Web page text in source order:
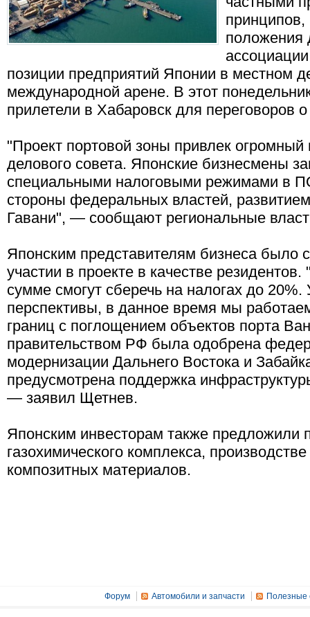
положения
позиции предприятий Японии в местном
международной арене. В этот
прилетели в Хабаровск для переговоров
"Проект портовой зоны привлек огромный
делового совета. Японские бизнесмены
специальными налоговыми режимами в
стороны федеральных властей,
Гавани", — сообщают региональные
Японским представителям бизнеса было
участии в проекте в качестве
сумме смогут сберечь на налогах до
перспективы, в данное время мы
границ с поглощением объектов порта
правительством РФ была одобрена
модернизации Дальнего Востока и
предусмотрена поддержка
— заявил Щетнев.
Японским инвесторам также предложили
газохимического комплекса,
композитных материалов.
Форум Автомобили и запчасти Полезные